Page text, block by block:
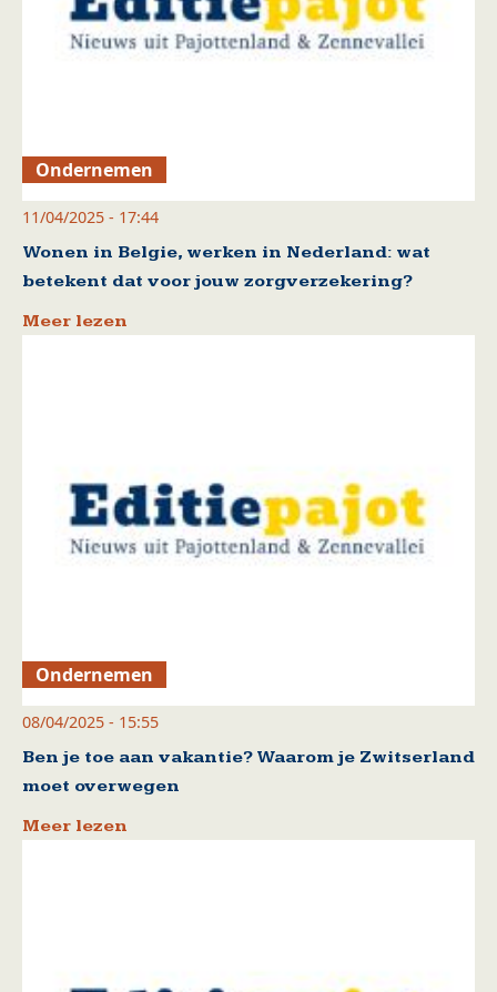
Ondernemen
11/04/2025 - 17:44
Wonen in Belgie, werken in Nederland: wat
betekent dat voor jouw zorgverzekering?
Meer lezen
Ondernemen
08/04/2025 - 15:55
Ben je toe aan vakantie? Waarom je Zwitserland
moet overwegen
Meer lezen